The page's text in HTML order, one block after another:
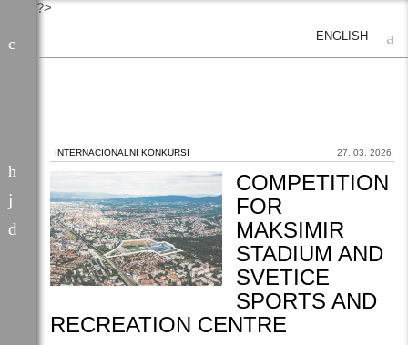
?>
ENGLISH
INTERNACIONALNI KONKURSI 27. 03. 2026.
COMPETITION
FOR
MAKSIMIR
STADIUM AND
SVETICE
SPORTS AND
RECREATION CENTRE